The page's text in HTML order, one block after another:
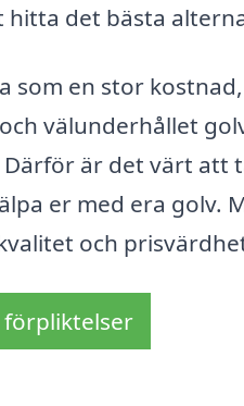
det bästa
som en stor
välunderhållet
är det värt att
er med era golv.
och
förpliktelser